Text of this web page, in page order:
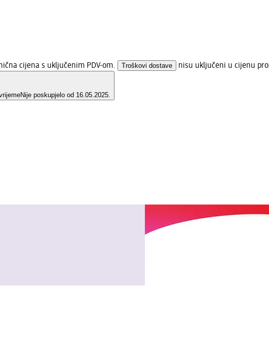
cijena s uključenim PDV-om. Troškovi dostave nisu uključeni u cijenu
Nije poskupjelo od 16.05.2025.